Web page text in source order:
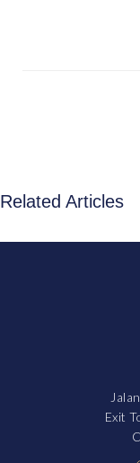
Related Articles
Exit